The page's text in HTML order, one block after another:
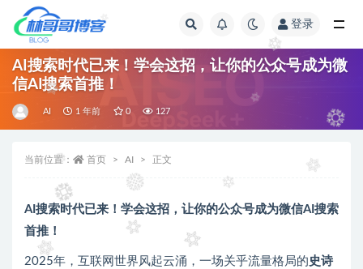
登录
AI搜索时代已来！学会这招，让你的公众号成为微
信AI搜索首推！
AI 1 年前 0 127
当前位置： 首页 AI 正文
AI搜索时代已来！学会这招，让你的公众号成为微信AI搜索
首推！
2025年，互联网世界风起云涌，一场关乎流量格局的 史诗